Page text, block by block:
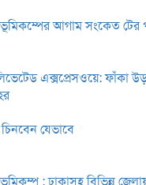
ভূমিকম্পের আগাম সংকেত টের
এক্সপ্রেসওয়ে: ফাঁকা
যেভাবে
: ঢাকাসহ বিভিন্ন